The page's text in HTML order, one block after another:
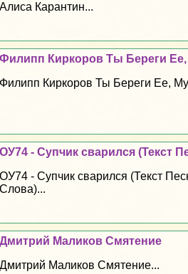
Алиса Карантин...
Филипп Киркоров Ты Береги
Филипп Киркоров Ты Береги Ее,
ОУ74 - Супчик сварился (Текст
ОУ74 - Супчик сварился (Текст
Слова)...
Дмитрий Маликов Смятение
Дмитрий Маликов Смятение...